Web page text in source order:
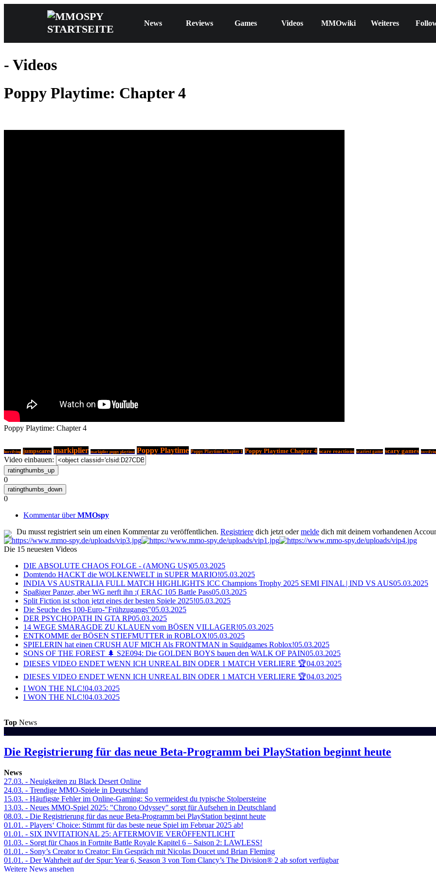
News Reviews Games Videos MMOwiki Weiteres
- Videos
Poppy Playtime: Chapter 4
Poppy Playtime: Chapter 4
horrifying jumpscares markiplier markiplier poppy playtime Poppy Playtime Poppy Playtime Chapter 1 Poppy Playtime Chapter 4 scare reactions scariest game scary games
Video einbauen:
0
0
Kommentar überMMOspy
Du musst registriert sein um einen Kommentar zu veröffentlichen. Registriere dich jetzt odermelde dich mit deinem vorhandenen
Die 15 neuesten Videos
DIE ABSOLUTE CHAOS FOLGE - (AMONG US)05.03.2025
Domtendo HACKT die WOLKENWELT in SUPER MARIO!05.03.2025
INDIA VS AUSTRALIA FULL MATCH HIGHLIGHTS ICC Champions Trophy 2025 SEMI FINAL | IND VS AUS05.03.2025
Spaßiger Panzer, aber WG nerft ihn :( ERAC 105 Battle Pass05.03.2025
Split Fiction ist schon jetzt eines der besten Spiele 2025!05.03.2025
Die Seuche des 100-Euro-"Frühzugangs"05.03.2025
DER PSYCHOPATH IN GTA RP05.03.2025
14 WEGE SMARAGDE ZU KLAUEN vom BÖSEN VILLAGER!05.03.2025
ENTKOMME der BÖSEN STIEFMUTTER in ROBLOX!05.03.2025
SPIELERIN hat einen CRUSH AUF MICH Als FRONTMAN in Squidgames Roblox!05.03.2025
SONS OF THE FOREST 🌲 S2E094: Die GOLDEN BOYS bauen den WALK OF PAIN05.03.2025
DIESES VIDEO ENDET WENN ICH UNREAL BIN ODER 1 MATCH VERLIERE 🏆04.03.2025
DIESES VIDEO ENDET WENN ICH UNREAL BIN ODER 1 MATCH VERLIERE 🏆04.03.2025
I WON THE NLC!04.03.2025
I WON THE NLC!04.03.2025
Top News
Die Registrierung für das neue Beta-Programm bei PlayStation beginnt heute
News
27.03. - Neuigkeiten zu Black Desert Online
24.03. - Trendige MMO-Spiele in Deutschland
15.03. - Häufigste Fehler im Online-Gaming: So vermeidest du typische Stolpersteine
13.03. - Neues MMO-Spiel 2025: "Chrono Odyssey" sorgt für Aufsehen in Deutschland
08.03. - Die Registrierung für das neue Beta-Programm bei PlayStation beginnt heute
01.01. - Players‘ Choice: Stimmt für das beste neue Spiel im Februar 2025 ab!
01.01. - SIX INVITATIONAL 25: AFTERMOVIE VERÖFFENTLICHT
01.03. - Sorgt für Chaos in Fortnite Battle Royale Kapitel 6 – Saison 2: LAWLESS!
01.01. - Sony’s Creator to Creator: Ein Gespräch mit Nicolas Doucet und Brian Fleming
01.01. - Der Wahrheit auf der Spur: Year 6, Season 3 von Tom Clancy’s The Division® 2 ab sofort verfügbar
Weitere News ansehen